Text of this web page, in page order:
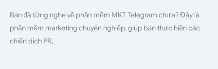
Bạn đã từng nghe về phần mềm MKT Telegram chưa? Đây là
phần mềm marketing chuyên nghiệp, giúp bạn thực hiện các
chiến dịch PR,